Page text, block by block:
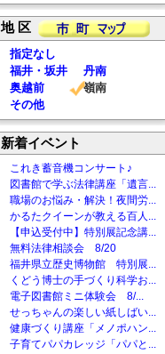
地 区
指定なし
福井・坂井
丹南
奥越前
嶺南
その他
新着イベント
これき蓄音機コンサート♪
図書館で学ぶ法律講座「遺言...
職場のお悩み・解決！夜間労...
かるたクイーンが教える百人...
【申込受付中】特別展記念講...
無料法律相談会 8/20
福井県立歴史博物館 特別展...
くどう博士の手づくり科学お...
電子図書館ミニ体験会 8/...
せっちゃんの楽しい紙しばい...
健康づくり講座「メノポハン...
子育てパパカレッジ「パパと...